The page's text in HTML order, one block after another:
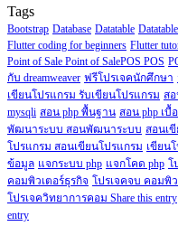
Tags
Bootstrap Database Datatable
Flutter coding for beginners Flutter
Point of Sale Point of SalePOS POS
กับ dreamweaver ฟรีโปรเจคนักศึกษา
เขียนโปรแกรม รับเขียนโปรแกรม สอ
mysqli สอน php พื้นฐาน สอน php เบื้
พัฒนาระบบ สอนพัฒนาระบบ สอนเ
โปรแกรม สอนเขียนโปรแกรม เขียน
ข้อมูล แจกระบบ php แจกโคด php โ
คอมพิวเตอร์ธุรกิจ โปรเจคจบ คอมพิ
โปรเจควิทยาการคอม Share this entry
entry